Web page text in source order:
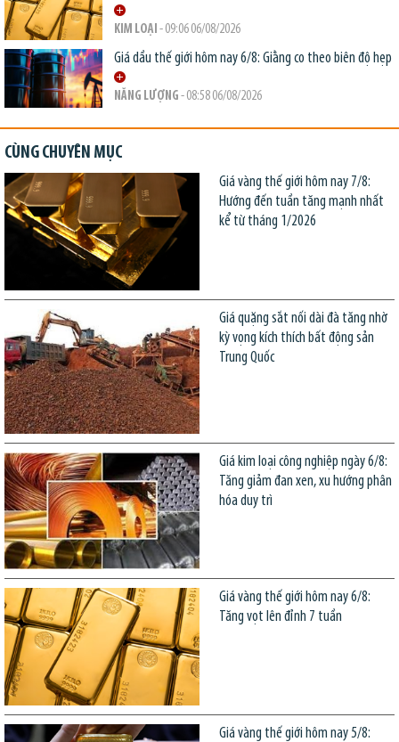
KIM LOẠI - 09:06 06/08/2026
Giá dầu thế giới hôm nay 6/8: Giằng co theo biên độ hẹp
NĂNG LƯỢNG - 08:58 06/08/2026
CÙNG CHUYÊN MỤC
Giá vàng thế giới hôm nay 7/8:
Hướng đến tuần tăng mạnh nhất
kể từ tháng 1/2026
Giá quặng sắt nối dài đà tăng nhờ
kỳ vọng kích thích bất động sản
Trung Quốc
Giá kim loại công nghiệp ngày 6/8:
Tăng giảm đan xen, xu hướng phân
hóa duy trì
Giá vàng thế giới hôm nay 6/8:
Tăng vọt lên đỉnh 7 tuần
Giá vàng thế giới hôm nay 5/8: